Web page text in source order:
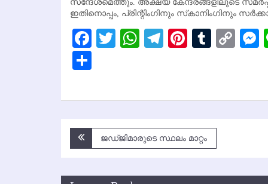
സന്ദേശമെത്തും. അക്ഷയ കേന്ദ്രങ്ങളിലുടെ
ഇതിനൊപ്പം, പ്രിന്റിംഗിനും സ്‌കാനിംഗിനും
Facebook
TwitterWhatsApp
Telegram
Pinterest
Tumblr
Post
ജഡ്ജിമാരുടെ സ്ഥലം മാറ്റം